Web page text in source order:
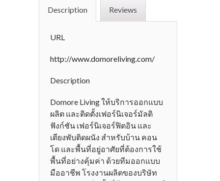
Description Reviews
URL
http://www.domoreliving.com/
Description
Domore Living ให้บริการออกแบบ
ผลิต และติดตั้งเฟอร์นิเจอร์มัลติ
ฟังก์ชัน เฟอร์นิเจอร์ฟิตอิน และ
เตียงพับติดผนัง สำหรับบ้าน คอน
โด และพื้นที่อยู่อาศัยที่ต้องการใช้
พื้นที่อย่างคุ้มค่า ด้วยทีมออกแบบ
มืออาชีพ โรงงานผลิตของบริษัท